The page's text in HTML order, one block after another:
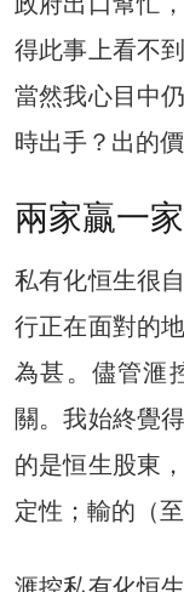
得此事上看不
當然我心目中
時出手？出的
兩家贏一
私有化恒生很
行正在面對的
為甚。儘管滙
關。我始終覺
的是恒生股東
定性；輸的（